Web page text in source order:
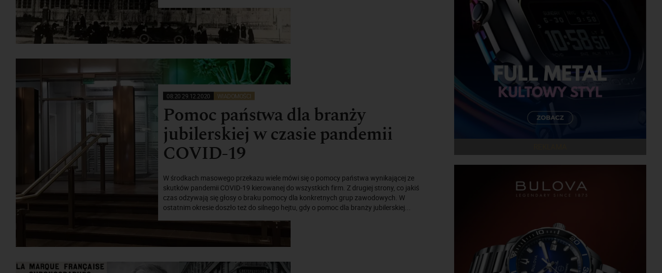
08:20 29.12.2020 WIADOMOŚCI
Pomoc państwa dla branży
jubilerskiej w czasie pandemii
COVID-19
W środkach masowego przekazu wiele mówi się o pomocy państwa wynikającej ze
skutków pandemii COVID-19 kierowanej do wszystkich firm. Z drugiej strony, co jakiś
czas odzywają się głosy o braku pomocy dla konkretnych grup zawodowych. W
ostatnim okresie doszło też do silnego hejtu, gdy o pomoc dla branży jubilerskiej...